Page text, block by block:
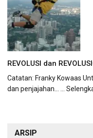
REVOLUSI dan
Catatan: Franky Kowaas
dan penjajahan...
...
ARSIP